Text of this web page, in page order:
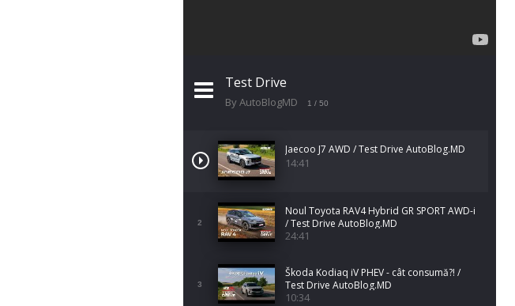
Test Drive
By AutoBlogMD 1 / 50
Jaecoo J7 AWD / Test Drive AutoBlog.MD
14:41
2
Noul Toyota RAV4 Hybrid GR SPORT AWD-i
/ Test Drive AutoBlog.MD
24:41
3
Škoda Kodiaq iV PHEV - cât consumă?! /
Test Drive AutoBlog.MD
10:34